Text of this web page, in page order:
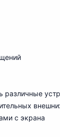
различные
с экрана